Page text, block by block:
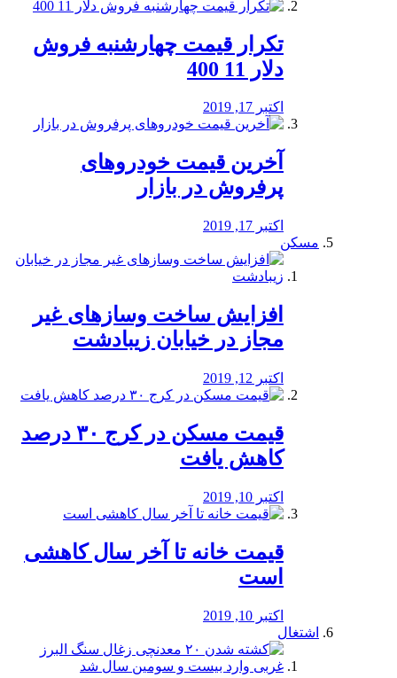
تکرار قیمت چهارشنبه فروش
دلار 11 400
اکتبر 17, 2019
آخرین قیمت خودرو‌های
پرفروش در بازار
اکتبر 17, 2019
مسکن
افزایش ساخت وسازهای غیر
مجاز در خیابان زیبادشت
اکتبر 12, 2019
️قیمت مسکن در کرج ۳۰ درصد
کاهش یافت
اکتبر 10, 2019
قیمت خانه تا آخر سال کاهشی
است
اکتبر 10, 2019
اشتغال